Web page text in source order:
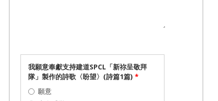
我願意奉獻支持建道SPCL「新祢呈敬拜
隊」製作的詩歌〈盼望〉(詩篇1篇) *
願意